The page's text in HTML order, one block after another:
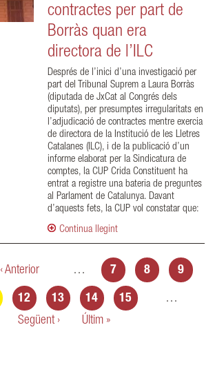
contractes per part de
Borràs quan era
directora de l’ILC
Després de l’inici d’una investigació per
part del Tribunal Suprem a Laura Borràs
(diputada de JxCat al Congrés dels
diputats), per presumptes irregularitats en
l’adjudicació de contractes mentre exercia
de directora de la Institució de les Lletres
Catalanes (ILC), i de la publicació d’un
informe elaborat per la Sindicatura de
comptes, la CUP Crida Constituent ha
entrat a registre una bateria de preguntes
al Parlament de Catalunya. Davant
d’aquests fets, la CUP vol constatar que:
Continua llegint
‹ Anterior … 7 8 9
12 13 14 15
…
Següent ›
Últim »